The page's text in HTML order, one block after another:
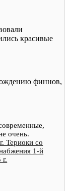
красивые
финнов,
очень.
Териоки со
1-й